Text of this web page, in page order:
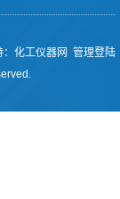
化工仪器网 管理登陆